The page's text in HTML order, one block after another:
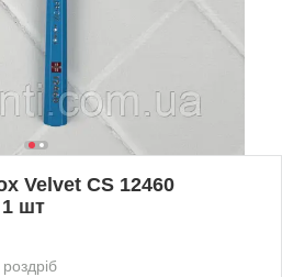
Velvet CS 12460
шт